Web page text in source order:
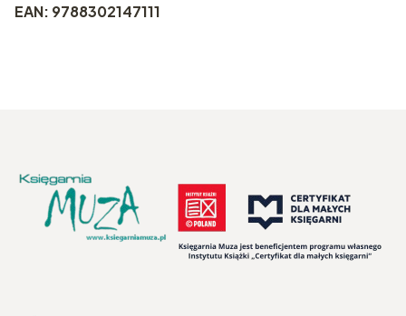
EAN: 9788302147111